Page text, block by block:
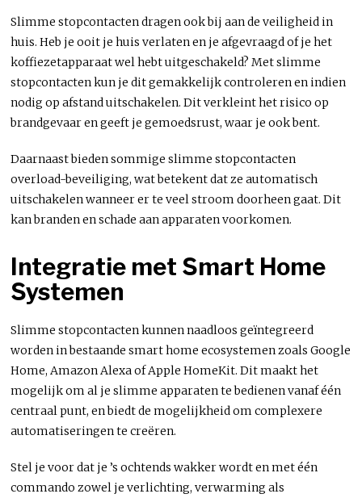
Slimme stopcontacten dragen ook bij aan de veiligheid in
huis. Heb je ooit je huis verlaten en je afgevraagd of je het
koffiezetapparaat wel hebt uitgeschakeld? Met slimme
stopcontacten kun je dit gemakkelijk controleren en indien
nodig op afstand uitschakelen. Dit verkleint het risico op
brandgevaar en geeft je gemoedsrust, waar je ook bent.
Daarnaast bieden sommige slimme stopcontacten
overload-beveiliging, wat betekent dat ze automatisch
uitschakelen wanneer er te veel stroom doorheen gaat. Dit
kan branden en schade aan apparaten voorkomen.
Integratie met Smart Home
Systemen
Slimme stopcontacten kunnen naadloos geïntegreerd
worden in bestaande smart home ecosystemen zoals Google
Home, Amazon Alexa of Apple HomeKit. Dit maakt het
mogelijk om al je slimme apparaten te bedienen vanaf één
centraal punt, en biedt de mogelijkheid om complexere
automatiseringen te creëren.
Stel je voor dat je ’s ochtends wakker wordt en met één
commando zowel je verlichting, verwarming als